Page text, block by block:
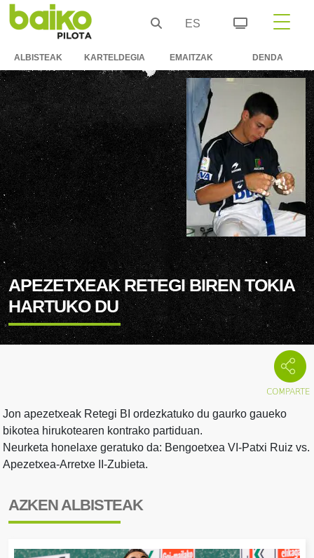
ES
ALBISTEAK KARTELDEGIA EMAITZAK DENDA
APEZETXEAK RETEGI BIREN TOKIA
HARTUKO DU
Jon apezetxeak Retegi BI ordezkatuko du gaurko gaueko
bikotea hirukotearen kontrako partiduan.
Neurketa honelaxe geratuko da: Bengoetxea VI-Patxi Ruiz vs.
Apezetxea-Arretxe II-Zubieta.
AZKEN ALBISTEAK